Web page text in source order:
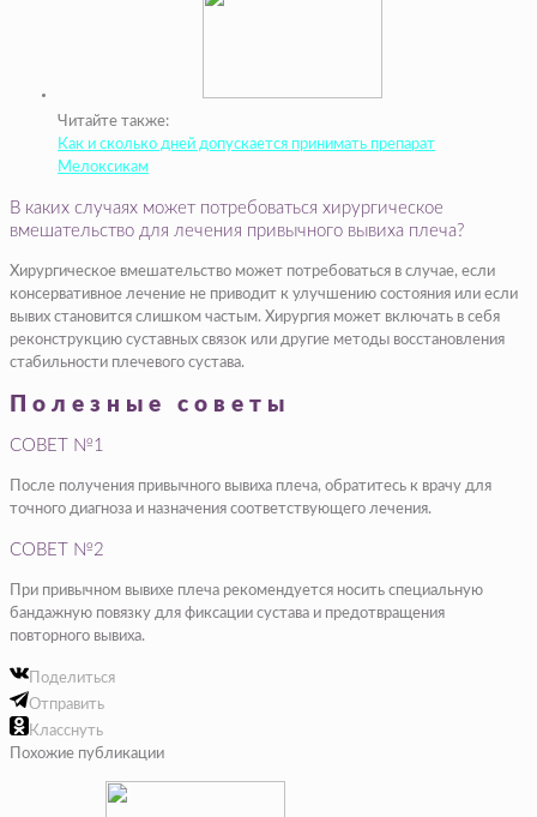
Читайте также:
Как и сколько дней допускается принимать препарат
Мелоксикам
В каких случаях может потребоваться хирургическое
вмешательство для лечения привычного вывиха плеча?
Хирургическое вмешательство может потребоваться в случае, если
консервативное лечение не приводит к улучшению состояния или если
вывих становится слишком частым. Хирургия может включать в себя
реконструкцию суставных связок или другие методы восстановления
стабильности плечевого сустава.
Полезные советы
СОВЕТ №1
После получения привычного вывиха плеча, обратитесь к врачу для
точного диагноза и назначения соответствующего лечения.
СОВЕТ №2
При привычном вывихе плеча рекомендуется носить специальную
бандажную повязку для фиксации сустава и предотвращения
повторного вывиха.
Поделиться
Отправить
Класснуть
Похожие публикации